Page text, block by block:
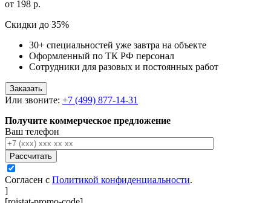
от 198 р.
Скидки до 35%
30+ специальностей уже завтра на объекте
Оформленный по ТК РФ персонал
Сотрудники для разовых и постоянных работ
Заказать
Или звоните: +7 (499) 877-14-31
Получите коммерческое предложение
Ваш телефон
Рассчитать
Согласен с Политикой конфиденциальности.
]